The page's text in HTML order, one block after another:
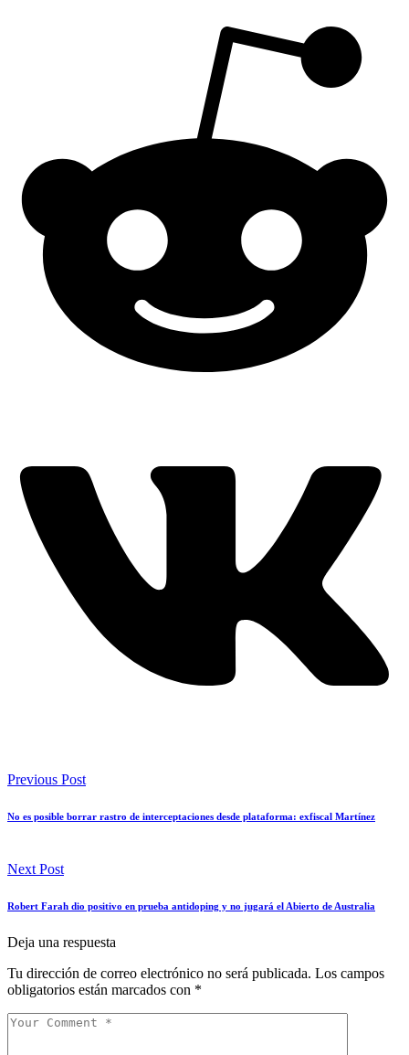
Previous Post
No es posible borrar rastro de interceptaciones desde plataforma: exfiscal Martínez
Next Post
Robert Farah dio positivo en prueba antidoping y no jugará el Abierto de Australia
Deja una respuesta
Tu dirección de correo electrónico no será publicada. Los campos
obligatorios están marcados con *